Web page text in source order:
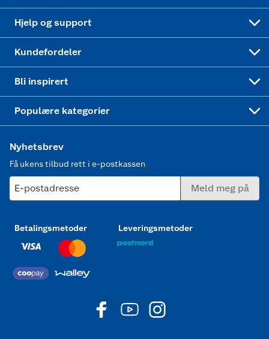
Hjelp og support
Kundefordeler
Bli inspirert
Populære kategorier
Nyhetsbrev
Få ukens tilbud rett i e-postkassen
E-postadresse Meld meg på
Betalingsmetoder Leveringsmetoder